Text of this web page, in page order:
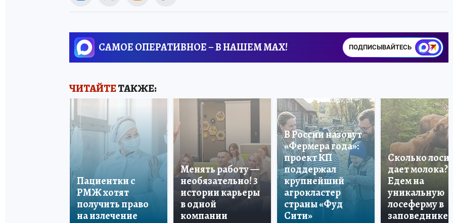
САМОЕ ОПЕРАТИВНОЕ – В НАШЕМ MAX! ПОДПИСЫВАЙТЕСЬ
ЧИТАЙТЕТАКЖЕ:
Пациентки с
РМЖ хотят
получить право
на излечение
Менять работу —
необязательно! 3
истории карьеры
в одной
компании
В России назовут
«Фермера года»:
проект КП
поддержал
крупнейший
агрокластер
страны «Фуд
Сити»
Сколько лосиха
дает молока?
Едем на
уникальную
лосеферму в
заповеднике!